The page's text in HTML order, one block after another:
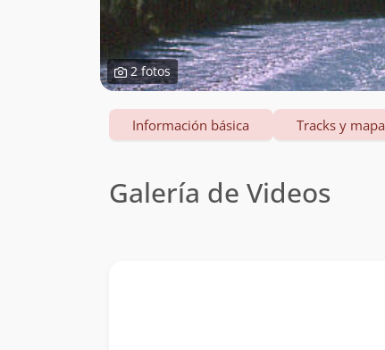
2 fotos
Información básica Tracks y mapa
Galería de Videos